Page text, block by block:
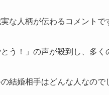
な人柄が伝わるコメントで
う！」の声が殺到し、多く
結婚相手はどんな人なので